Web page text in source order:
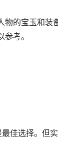
的宝玉和装
考。
佳选择。但实